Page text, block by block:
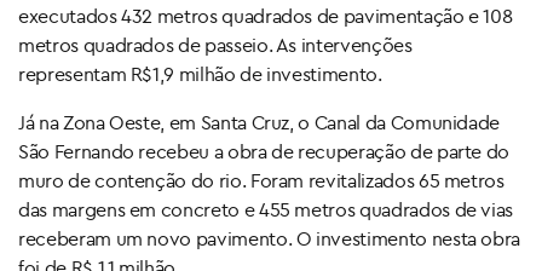
executados 432 metros quadrados de pavimentação e 108
metros quadrados de passeio. As intervenções
representam R$1,9 milhão de investimento.
Já na Zona Oeste, em Santa Cruz, o Canal da Comunidade
São Fernando recebeu a obra de recuperação de parte do
muro de contenção do rio. Foram revitalizados 65 metros
das margens em concreto e 455 metros quadrados de vias
receberam um novo pavimento. O investimento nesta obra